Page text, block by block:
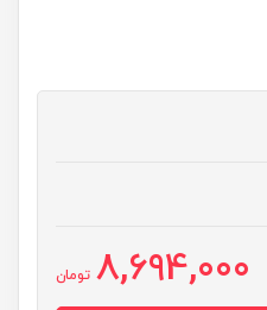
8,694,000 تومان